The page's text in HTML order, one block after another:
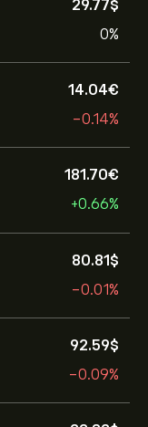
29.77‎$‎
0%
14.04‎€‎
-0.14%
181.70‎€‎
+0.66%
80.81‎$‎
-0.01%
92.59‎$‎
-0.09%